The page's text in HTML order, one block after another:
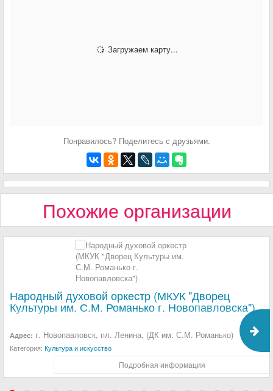
Загружаем карту...
Понравилось? Поделитесь с друзьями.
Похожие организации
Народный духовой оркестр (МКУК "Дворец
Культуры им. С.М. Романько г. Новопавловска")
Адрес: г. Новопавловск, пл. Ленина, (ДК им. С.М. Романько)
Категория: Культура и искусство
Подробная информация